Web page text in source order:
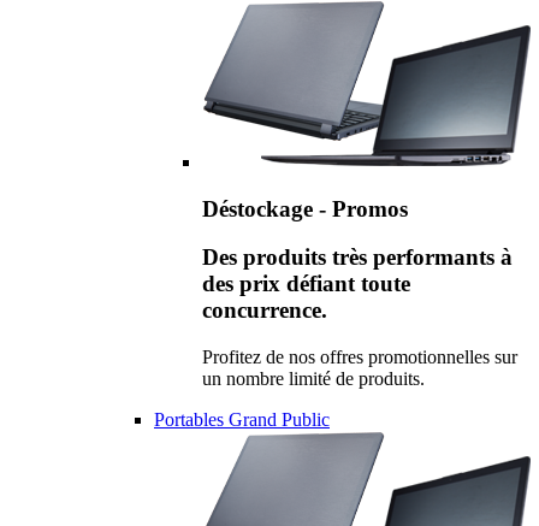
Déstockage - Promos
Des produits très performants à
des prix défiant toute
concurrence.
Profitez de nos offres promotionnelles sur
un nombre limité de produits.
Portables Grand Public